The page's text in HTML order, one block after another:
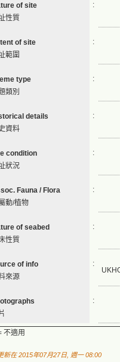
of site
性質
:
of site
範圍
:
type
類別
:
details
資料
:
condition
狀況
:
Fauna / Flora
動/植物
:
of seabed
性質
:
of info
來源
:
:
不適用
新在 2015年07月27日, 週一 08:00